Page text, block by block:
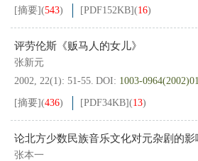
[摘要](543) [PDF152KB](16)
评劳伦斯《贩马人的女儿》
张新元
2002, 22(1): 51-55. DOI: 1003-
[摘要](436) [PDF34KB](13)
论北方少数民族音乐文化对元杂剧的影
张本一